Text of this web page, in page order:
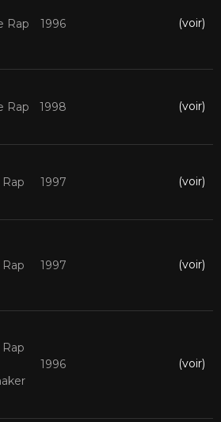
Rap 1996 (voir)
Rap 1998 (voir)
1997 (voir)
1997 (voir)
1996 (voir)